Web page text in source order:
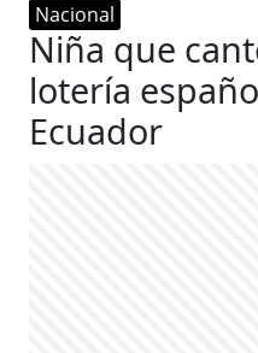
Nacional
Niña que
lotería
Ecuador